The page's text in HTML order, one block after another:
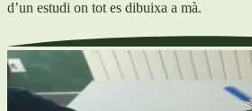
d’un estudi on tot es dibuixa a mà.